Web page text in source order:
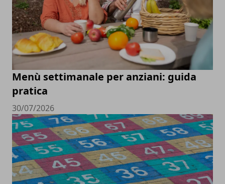
Menù settimanale per anziani: guida
pratica
30/07/2026